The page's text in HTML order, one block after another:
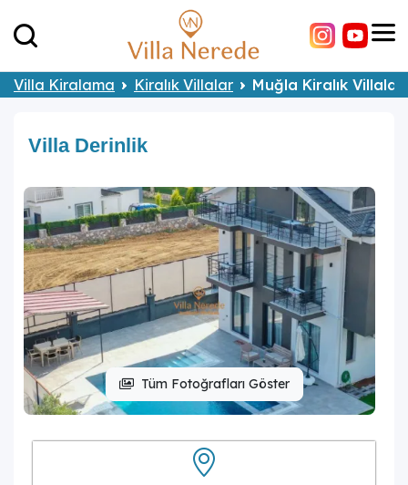
Villa Kiralama Kiralık Villalar Muğla Kiralık Villalar
Villa Derinlik
Tüm Fotoğrafları Göster